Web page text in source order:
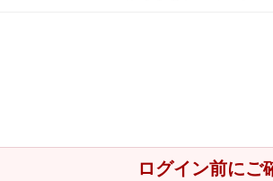
ログイン前にご